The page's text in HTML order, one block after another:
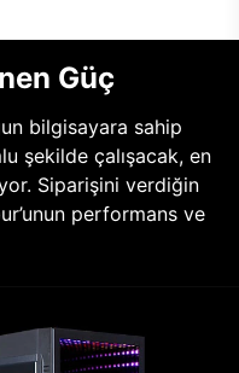
Güç
bilgisayara sahip
şekilde çalışacak, en
Siparişini verdiğin
performans ve